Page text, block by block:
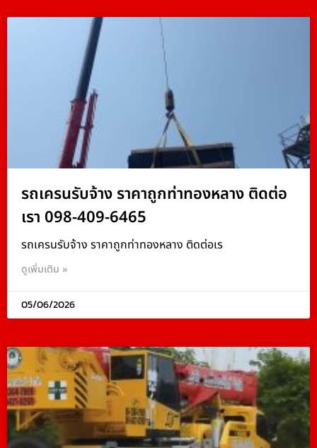
รถเครนรับจ้าง ราคาถูกท่าทองหลาง ติดต่อ
เรา 098-409-6465
รถเครนรับจ้าง ราคาถูกท่าทองหลาง ติดต่อเร
ดูเพิ่มเติม »
05/06/2026